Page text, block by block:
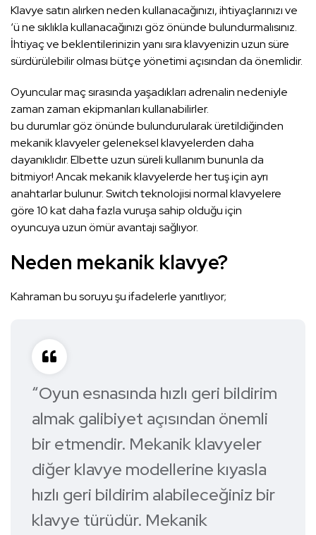
Klavye satın alırken neden kullanacağınızı, ihtiyaçlarınızı ve
‘ü ne sıklıkla kullanacağınızı göz önünde bulundurmalısınız.
İhtiyaç ve beklentilerinizin yanı sıra klavyenizin uzun süre
sürdürülebilir olması bütçe yönetimi açısından da önemlidir.
Oyuncular maç sırasında yaşadıkları adrenalin nedeniyle
zaman zaman ekipmanları kullanabilirler.
bu durumlar göz önünde bulundurularak üretildiğinden
mekanik klavyeler geleneksel klavyelerden daha
dayanıklıdır. Elbette uzun süreli kullanım bununla da
bitmiyor! Ancak mekanik klavyelerde her tuş için ayrı
anahtarlar bulunur. Switch teknolojisi normal klavyelere
göre 10 kat daha fazla vuruşa sahip olduğu için
oyuncuya uzun ömür avantajı sağlıyor.
Neden mekanik klavye?
Kahraman bu soruyu şu ifadelerle yanıtlıyor;
“Oyun esnasında hızlı geri bildirim
almak galibiyet açısından önemli
bir etmendir. Mekanik klavyeler
diğer klavye modellerine kıyasla
hızlı geri bildirim alabileceğiniz bir
klavye türüdür. Mekanik